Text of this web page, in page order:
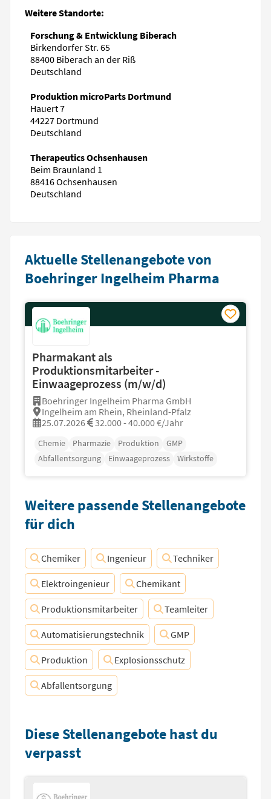
Weitere Standorte:
Forschung & Entwicklung Biberach
Birkendorfer Str. 65
88400 Biberach an der Riß
Deutschland
Produktion microParts Dortmund
Hauert 7
44227 Dortmund
Deutschland
Therapeutics Ochsenhausen
Beim Braunland 1
88416 Ochsenhausen
Deutschland
Aktuelle Stellenangebote von
Boehringer Ingelheim Pharma
Pharmakant als
Produktionsmitarbeiter -
Einwaageprozess (m/w/d)
Boehringer Ingelheim Pharma GmbH
Ingelheim am Rhein, Rheinland-Pfalz
25.07.2026
32.000 - 40.000 €/Jahr
Chemie Pharmazie Produktion
GMP
Abfallentsorgung
Einwaageprozess Wirkstoffe
Weitere passende Stellenangebote
für dich
Chemiker Ingenieur Techniker
Elektroingenieur Chemikant
Produktionsmitarbeiter Teamleiter
Automatisierungstechnik GMP
Produktion Explosionsschutz
Abfallentsorgung
Diese Stellenangebote hast du
verpasst